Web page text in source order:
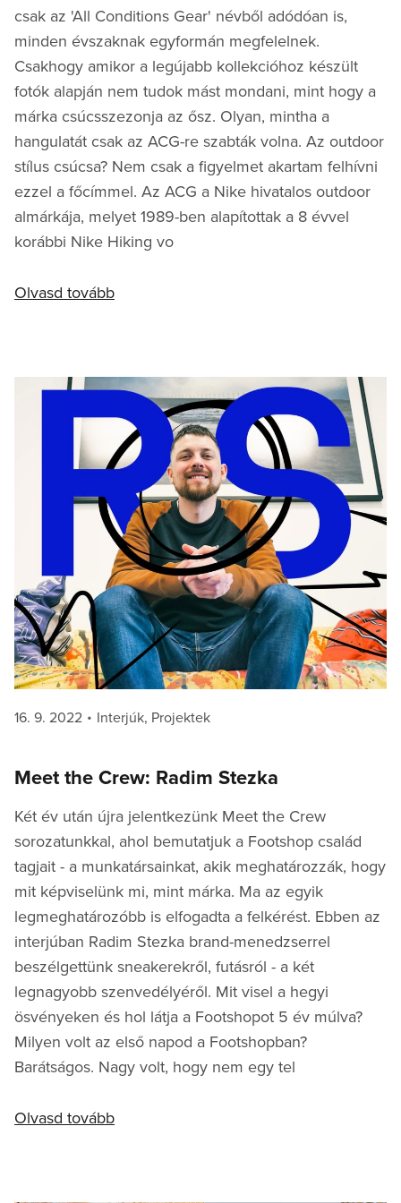
csak az 'All Conditions Gear' névből adódóan is,
minden évszaknak egyformán megfelelnek.
Csakhogy amikor a legújabb kollekcióhoz készült
fotók alapján nem tudok mást mondani, mint hogy a
márka csúcsszezonja az ősz. Olyan, mintha a
hangulatát csak az ACG-re szabták volna. Az outdoor
stílus csúcsa? Nem csak a figyelmet akartam felhívni
ezzel a főcímmel. Az ACG a Nike hivatalos outdoor
almárkája, melyet 1989-ben alapítottak a 8 évvel
korábbi Nike Hiking vo
Olvasd tovább
Posted
16. 9. 2022 Categories
Interjúk, Projektek
Meet the Crew: Radim Stezka
Két év után újra jelentkezünk Meet the Crew
sorozatunkkal, ahol bemutatjuk a Footshop család
tagjait - a munkatársainkat, akik meghatározzák, hogy
mit képviselünk mi, mint márka. Ma az egyik
legmeghatározóbb is elfogadta a felkérést. Ebben az
interjúban Radim Stezka brand-menedzserrel
beszélgettünk sneakerekről, futásról - a két
legnagyobb szenvedélyéről. Mit visel a hegyi
ösvényeken és hol látja a Footshopot 5 év múlva?
Milyen volt az első napod a Footshopban?
Barátságos. Nagy volt, hogy nem egy tel
Olvasd tovább